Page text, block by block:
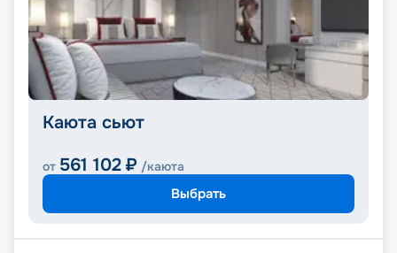
Каюта сьют
от 561 102 ₽ /каюта
Выбрать